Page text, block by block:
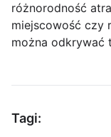
różnorodność
miejscowość czy
można odkrywać
Tagi: